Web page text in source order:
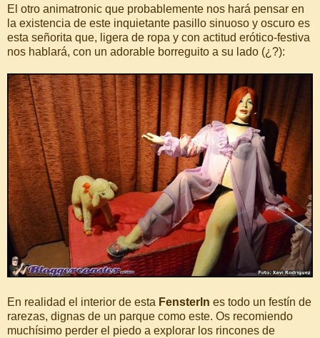
El otro animatronic que probablemente nos hará pensar en
la existencia de este inquietante pasillo sinuoso y oscuro es
esta señorita que, ligera de ropa y con actitud erótico-festiva
nos hablará, con un adorable borreguito a su lado (¿?):
En realidad el interior de esta Fensterln es todo un festín de
rarezas, dignas de un parque como este. Os recomiendo
muchísimo perder el piedo a explorar los rincones de